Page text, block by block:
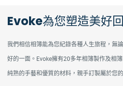
Evoke為您塑造美好
我們相信相簿能為您紀錄各種人生旅程，無
好的一面。Evoke擁有20多年相簿製作及相
純熟的手藝和優質的材料，親手訂製屬於您